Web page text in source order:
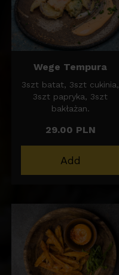
Wege Tempura
3szt batat, 3szt cukinia,
3szt papryka, 3szt
bakłażan.
29.00 PLN
Add